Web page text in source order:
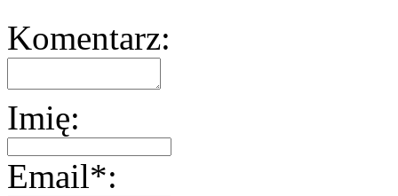
Komentarz:
Imię:
Email*: